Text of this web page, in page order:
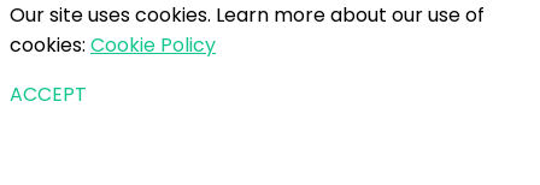
Our site uses cookies. Learn more about our use of
cookies: Cookie Policy
ACCEPT